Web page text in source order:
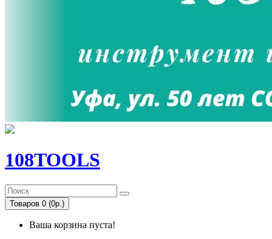
108TOOLS
Товаров 0 (0р.)
Ваша корзина пуста!